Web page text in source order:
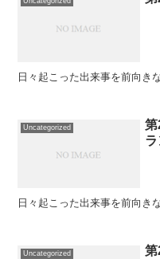
日々起こった出来事を前向き
Uncategorized
日々起こった出来事を前向き
Uncategorized